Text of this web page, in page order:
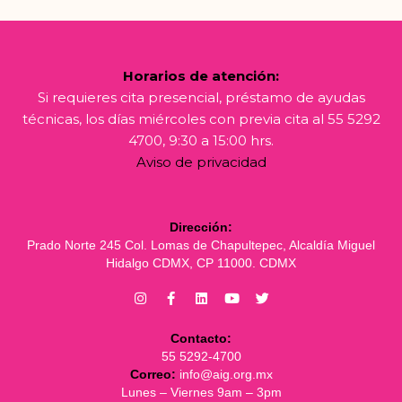
Horarios de atención:
Si requieres cita presencial, préstamo de ayudas
técnicas, los días miércoles con previa cita al 55 5292
4700, 9:30 a 15:00 hrs.
Aviso de privacidad
Dirección:
Prado Norte 245 Col. Lomas de Chapultepec, Alcaldía Miguel
Hidalgo CDMX, CP 11000. CDMX
Contacto:
55 5292-4700
Correo: info@aig.org.mx
Lunes – Viernes 9am – 3pm